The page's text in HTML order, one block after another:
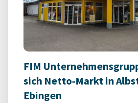
FIM
sich Netto-Markt in
Ebingen